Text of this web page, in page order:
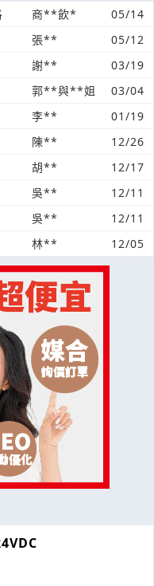
商**飲*
05/14
張**
05/12
謝**
03/19
郭**與**姐
03/04
李**
01/19
陳**
12/26
胡**
12/17
吳**
12/11
吳**
12/11
林** 12/05